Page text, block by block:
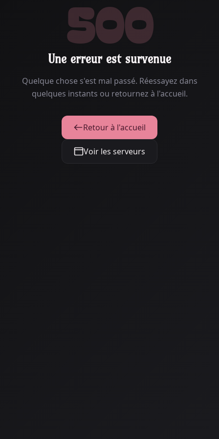
500
Une erreur est survenue
Quelque chose s'est mal passé. Réessayez dans
quelques instants ou retournez à l'accueil.
Retour à l'accueil
Voir les serveurs